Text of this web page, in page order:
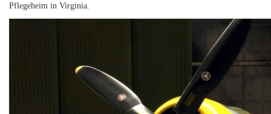
Pflegeheim in Virginia.